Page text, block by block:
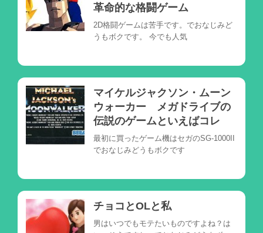
革命的な格闘ゲーム
2D格闘ゲームは苦手です。でおなじみど
うもボクです。 今でも人気
マイケルジャクソン・ムーン
ウォーカー メガドライブの
伝説のゲームといえばコレ
最初に買ったゲーム機はセガのSG-1000II
でおなじみどうもボクです
チョコとOLと私
男はいつでもモテたいものですよね？は